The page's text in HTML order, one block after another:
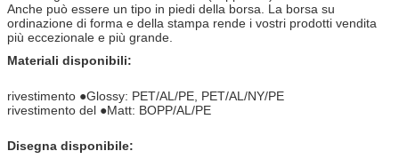
Anche può essere un tipo in piedi della borsa. La borsa su
ordinazione di forma e della stampa rende i vostri prodotti vendita
più eccezionale e più grande.
Materiali disponibili:
rivestimento ●Glossy: PET/AL/PE, PET/AL/NY/PE
rivestimento del ●Matt: BOPP/AL/PE
Disegna disponibile: